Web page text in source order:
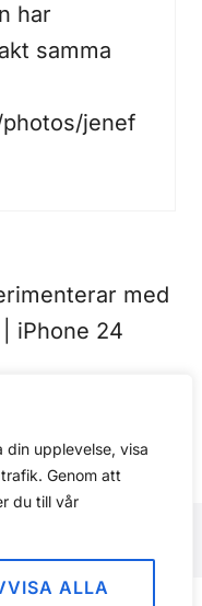
upplevelse, visa
Genom att
du till vår
ALLA
har
samma
jenef
med
iPhone 24